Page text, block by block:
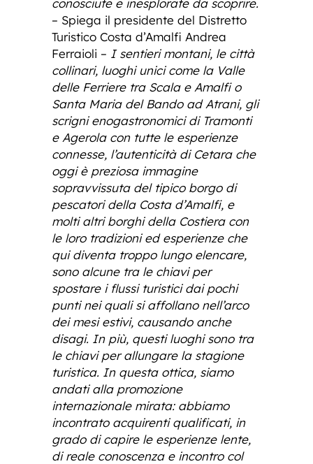
– Spiega il presidente del Distretto
Turistico Costa d’Amalfi Andrea
Ferraioli – I sentieri montani, le città
collinari, luoghi unici come la Valle
delle Ferriere tra Scala e Amalfi o
Santa Maria del Bando ad Atrani, gli
scrigni enogastronomici di Tramonti
e Agerola con tutte le esperienze
connesse, l’autenticità di Cetara che
oggi è preziosa immagine
sopravvissuta del tipico borgo di
pescatori della Costa d’Amalfi, e
molti altri borghi della Costiera con
le loro tradizioni ed esperienze che
qui diventa troppo lungo elencare,
sono alcune tra le chiavi per
spostare i flussi turistici dai pochi
punti nei quali si affollano nell’arco
dei mesi estivi, causando anche
disagi. In più, questi luoghi sono tra
le chiavi per allungare la stagione
turistica. In questa ottica, siamo
andati alla promozione
internazionale mirata: abbiamo
incontrato acquirenti qualificati, in
grado di capire le esperienze lente,
di reale conoscenza e incontro col